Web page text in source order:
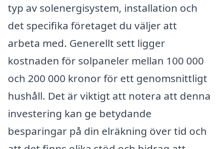
typ av solenergisystem, installation och
det specifika företaget du väljer att
arbeta med. Generellt sett ligger
kostnaden för solpaneler mellan 100 000
och 200 000 kronor för ett genomsnittligt
hushåll. Det är viktigt att notera att denna
investering kan ge betydande
besparingar på din elräkning över tid och